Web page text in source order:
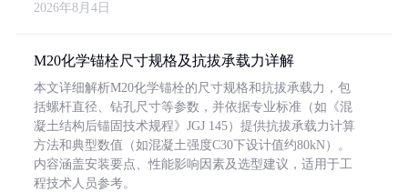
2026年8月4日
M20化学锚栓尺寸规格及抗拔承载力详解
本文详细解析M20化学锚栓的尺寸规格和抗拔承载力，包
括螺杆直径、钻孔尺寸等参数，并依据专业标准（如《混
凝土结构后锚固技术规程》JGJ 145）提供抗拔承载力计算
方法和典型数值（如混凝土强度C30下设计值约80kN）。
内容涵盖安装要点、性能影响因素及选型建议，适用于工
程技术人员参考。